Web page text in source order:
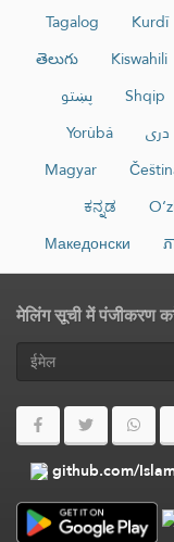
Tagalog
Kurdî
తెలుగు
Kiswahili
پښتو
Shqip
Yorùbá
دری
Magyar
ಕನ್ನಡ
Македонски
मेलिंग सूची में पंजीकरण
github.com/